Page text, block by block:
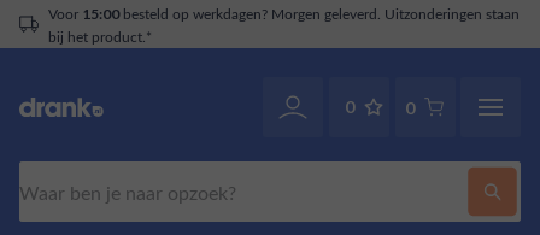
Voor 15:00besteld op werkdagen? Morgen geleverd. Uitzonderingen staan
bij het product.*
0 0